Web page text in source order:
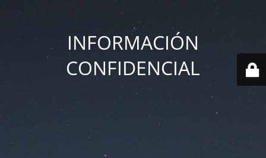
INFORMACIÓN
CONFIDENCIAL